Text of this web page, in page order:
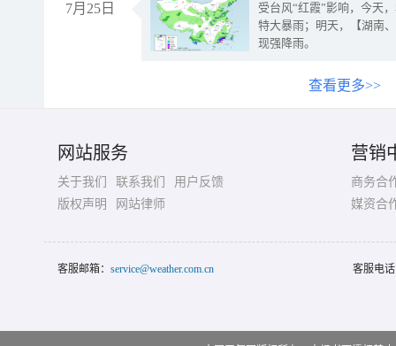
7月25日
受台风“红霞”影响，今天
特大暴雨；明天，【湖南
现强降雨。
查看更多>>
网站服务
关于我们 联系我们
用户反馈
版权声明
网站律师
营销
商务合
媒资合
客服邮箱： service@weather.com.cn 客服电